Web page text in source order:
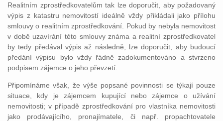
Realitním zprostředkovatelům tak lze doporučit, aby požadovaný
výpis z katastru nemovitostí ideálně vždy přikládali jako přílohu
smlouvy o realitním zprostředkování. Pokud by nebyla nemovitost
v době uzavírání této smlouvy známa a realitní zprostředkovatel
by tedy předával výpis až následně, lze doporučit, aby budoucí
předání výpisu bylo vždy řádně zadokumentováno a stvrzeno
podpisem zájemce o jeho převzetí.
Připomínáme však, že výše popsané povinnosti se týkají pouze
situace, kdy je zájemcem kupující nebo zájemce o užívání
nemovitosti; v případě zprostředkování pro vlastníka nemovitosti
jako prodávajícího, pronajímatele, či např. propachtovatele